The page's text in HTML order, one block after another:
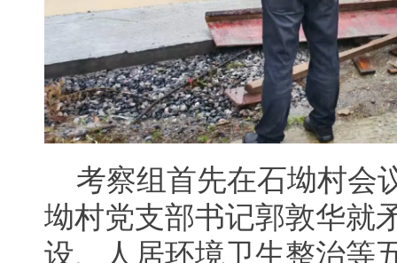
考察组首先在石坳村会
坳村党支部书记郭敦华就
设、人居环境卫生整治等